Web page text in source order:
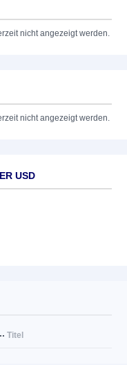
nicht angezeigt werden.
nicht angezeigt werden.
USD
Titel